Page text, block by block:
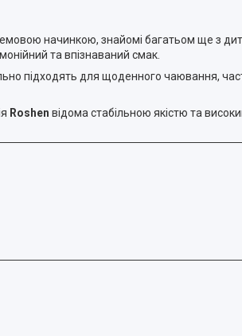
начинкою, знайомі багатьом ще з
та впізнаваний смак.
підходять для щоденного чаювання,
Roshen відома стабільною якістю та